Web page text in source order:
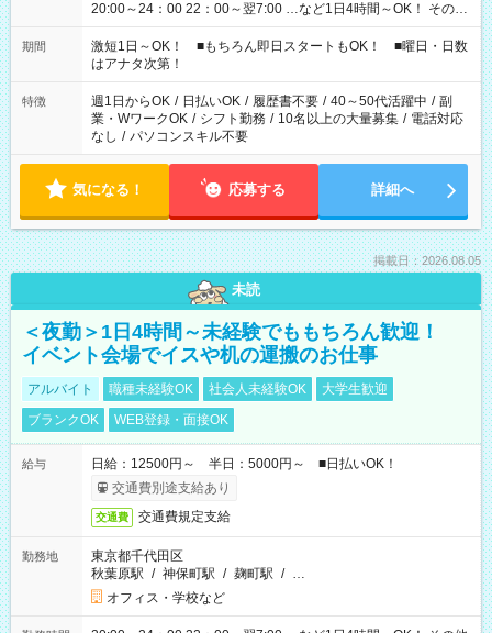
20:00～24：00 22：00～翌7:00 …など1日4時間～OK！ その他
シフトもございます！ お気軽にご相談ください！
期間
激短1日～OK！ ■もちろん即日スタートもOK！ ■曜日・日数
はアナタ次第！
特徴 週1日からOK / 日払いOK / 履歴書不要 / 40～50代活躍中 / 副
業・WワークOK / シフト勤務 / 10名以上の大量募集 / 電話対応
なし / パソコンスキル不要
気になる！ 応募する 詳細へ
掲載日：2026.08.05
未読
＜夜勤＞1日4時間～未経験でももちろん歓迎！
イベント会場でイスや机の運搬のお仕事
アルバイト 職種未経験OK 社会人未経験OK
大学生歓迎
ブランクOK
WEB登録・面接OK
給与
日給：12500円～ 半日：5000円～ ■日払いOK！
交通費別途支給あり
交通費 交通費規定支給
勤務地
東京都千代田区
秋葉原駅 / 神保町駅 / 麹町駅 / …
オフィス・学校など